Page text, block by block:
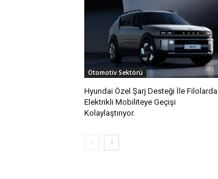
Otomotiv Sektörü
Hyundai Özel Şarj Desteği İle Filolarda
Elektrikli Mobiliteye Geçişi
Kolaylaştırıyor.